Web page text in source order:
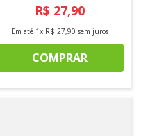
R$ 27,90
Em até 1x R$ 27,90 sem juros
COMPRAR